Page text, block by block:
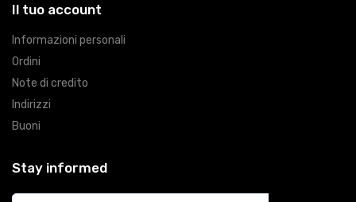
Il tuo account
Informazioni personali
Ordini
Note di credito
Indirizzi
Buoni
Stay informed